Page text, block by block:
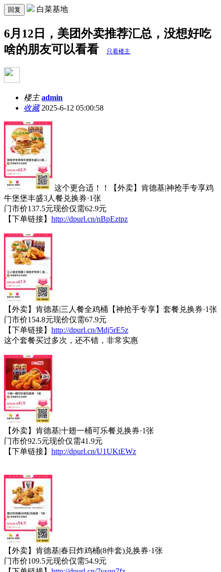
回复 白菜基地
6月12日，美团外卖推荐汇总，没想好吃
啥的朋友可以看看
只看楼主
楼主 admin
收藏2025-6-12 05:00:58
这个更合适！！【外卖】肯德基|神抢手专享鸡
牛堡堡丰盛3人餐兑换券·1张
门市价137.5元现价仅需62.9元
【下单链接】 http://dpurl.cn/nBpEztpz
【外卖】肯德基|三人餐全鸡桶【神抢手专享】套餐兑换券·1张
门市价154.8元现价仅需67.9元
【下单链接】 http://dpurl.cn/Mdj5rE5z
这个套餐买过多次，还不错，非常实惠
【外卖】肯德基|十翅一桶可乐餐兑换券·1张
门市价92.5元现价仅需41.9元
【下单链接】 http://dpurl.cn/U1UKtEWz
【外卖】肯德基|春日炸鸡桶(8件套)兑换券·1张
门市价109.5元现价仅需54.9元